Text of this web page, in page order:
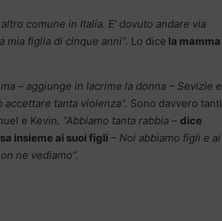
comune in Italia. E’ dovuto andare via
mia figlia di cinque anni”. Lo dice la mamma
– aggiunge in lacrime la donna – Sevizie e
tanta violenza”. Sono davvero tanti
e Kevin. “Abbiamo tanta rabbia – dice
insieme ai suoi figli – Noi abbiamo figli e ai
ne vediamo”.